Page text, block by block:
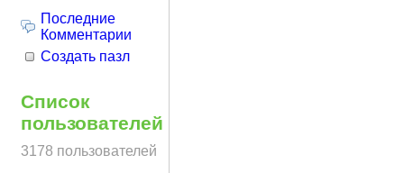
Последние
Комментарии
Создать пазл
Список
пользователей
3178 пользователей